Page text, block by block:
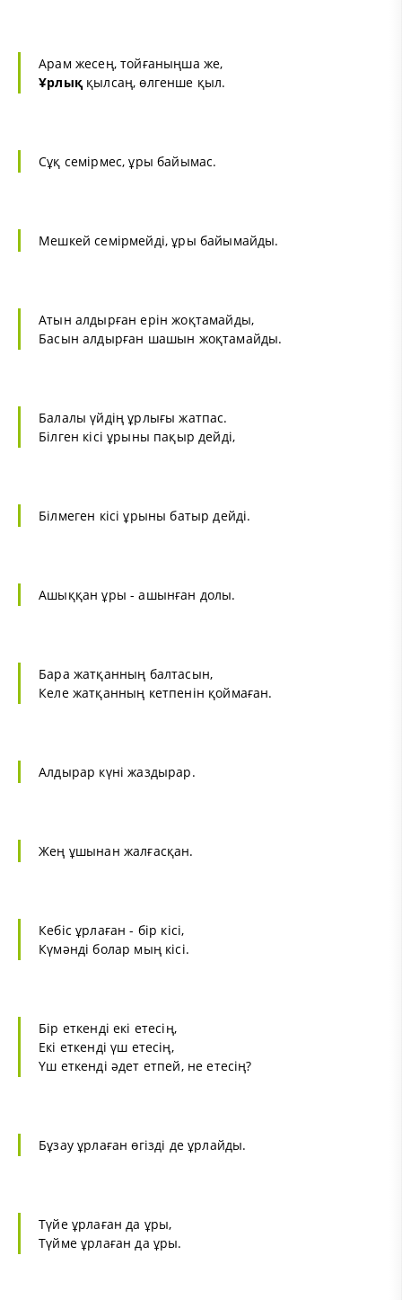
Арам жесең, тойғаныңша же,
Ұрлыққылсаң, өлгенше қыл.
Сұқ семірмес, ұры байымас.
Мешкей семірмейді, ұры байымайды.
Атын алдырған ерін жоқтамайды,
Басын алдырған шашын жоқтамайды.
Балалы үйдің ұрлығы жатпас.
Білген кісі ұрыны пақыр дейді,
Білмеген кісі ұрыны батыр дейді.
Ашыққан ұры - ашынған долы.
Бара жатқанның балтасын,
Келе жатқанның кетпенін қоймаған.
Алдырар күні жаздырар.
Жең ұшынан жалғасқан.
Кебіс ұрлаған - бір кісі,
Күмәнді болар мың кісі.
Бір еткенді екі етесің,
Екі еткенді үш етесің,
Үш еткенді әдет етпей, не етесің?
Бұзау ұрлаған өгізді де ұрлайды.
Түйе ұрлаған да ұры,
Түйме ұрлаған да ұры.